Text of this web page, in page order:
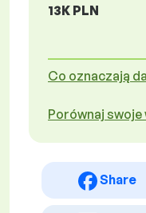
13K PLN
Co oznaczają
Porównaj swoje
Share